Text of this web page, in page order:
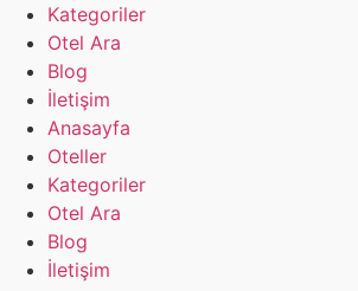
Kategoriler
Otel Ara
Blog
İletişim
Anasayfa
Oteller
Kategoriler
Otel Ara
Blog
İletişim